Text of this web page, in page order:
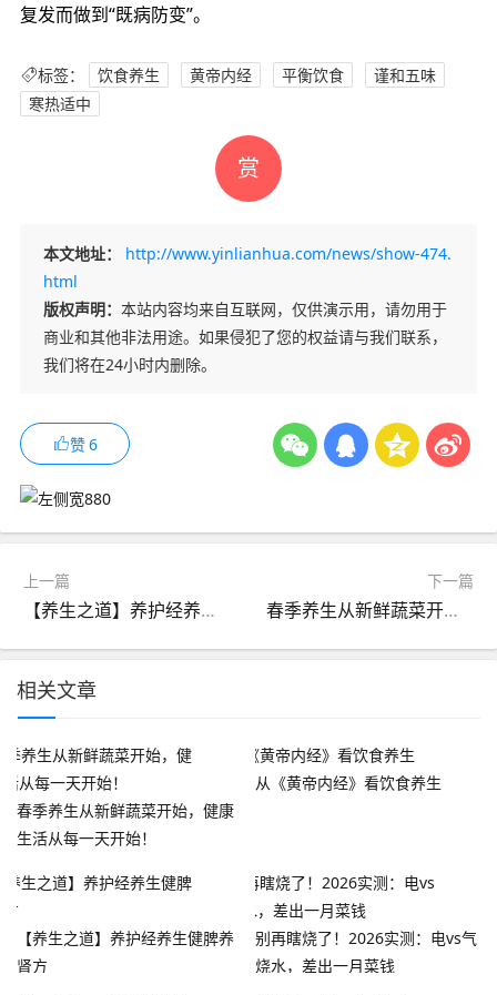
复发而做到“既病防变”。
标签： 饮食养生 黄帝内经 平衡饮食
谨和五味
寒热适中
赏
本文地址：
http://www.yinlianhua.com/news/show-474.
html
版权声明： 本站内容均来自互联网，仅供演示用，请勿用于
商业和其他非法用途。如果侵犯了您的权益请与我们联系，
我们将在24小时内删除。
赞6
上一篇
【养生之道】养护经养生健脾养肾方
下一篇
春季养生从新鲜蔬菜开始，健康生活从每一天开始！
相关文章
春季养生从新鲜蔬菜开始，健康
生活从每一天开始！
从《黄帝内经》看饮食养生
【养生之道】养护经养生健脾养
肾方
别再瞎烧了！2026实测：电vs气
烧水，差出一月菜钱